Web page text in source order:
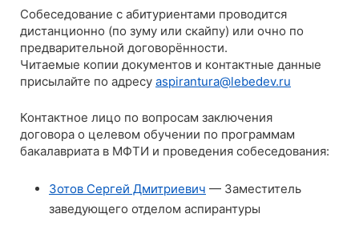
Собеседование с абитуриентами проводится
дистанционно (по зуму или скайпу) или очно по
предварительной договорённости.
Читаемые копии документов и контактные данные
присылайте по адресу aspirantura@lebedev.ru
Контактное лицо по вопросам заключения
договора о целевом обучении по программам
бакалавриата в МФТИ и проведения собеседования:
Зотов Сергей Дмитриевич — Заместитель
заведующего отделом аспирантуры